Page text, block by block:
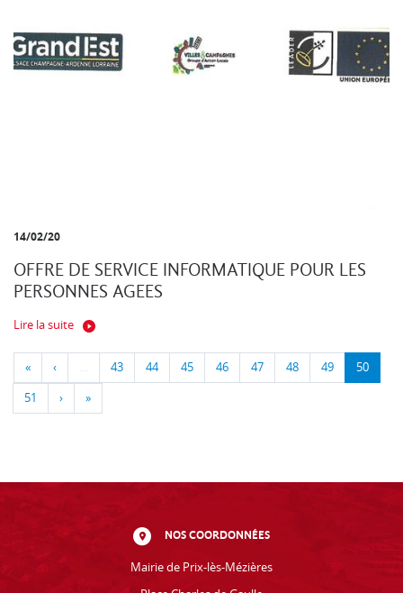
14/02/20
OFFRE DE SERVICE INFORMATIQUE POUR LES
PERSONNES AGEES
Lire la suite
« ‹ … 43 44 45 46 47 48 49 50
51 › »
NOS COORDONNÉES
Mairie de Prix-lès-Mézières